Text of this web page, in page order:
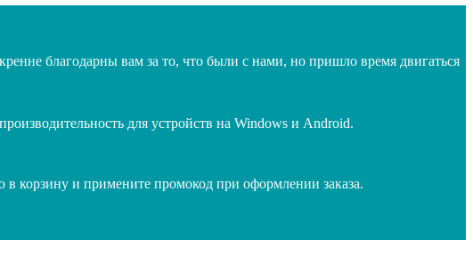
благодарны вам за то, что были с нами, но пришло время двигаться
для устройств на Windows и Android.
в корзину и примените промокод при оформлении заказа.